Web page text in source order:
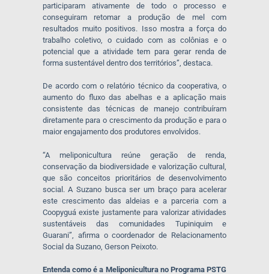
participaram ativamente de todo o processo e
conseguiram retomar a produção de mel com
resultados muito positivos. Isso mostra a força do
trabalho coletivo, o cuidado com as colônias e o
potencial que a atividade tem para gerar renda de
forma sustentável dentro dos territórios”, destaca.
De acordo com o relatório técnico da cooperativa, o
aumento do fluxo das abelhas e a aplicação mais
consistente das técnicas de manejo contribuíram
diretamente para o crescimento da produção e para o
maior engajamento dos produtores envolvidos.
“A meliponicultura reúne geração de renda,
conservação da biodiversidade e valorização cultural,
que são conceitos prioritários de desenvolvimento
social. A Suzano busca ser um braço para acelerar
este crescimento das aldeias e a parceria com a
Coopyguá existe justamente para valorizar atividades
sustentáveis das comunidades Tupiniquim e
Guarani”, afirma o coordenador de Relacionamento
Social da Suzano, Gerson Peixoto.
Entenda como é a Meliponicultura no Programa PSTG